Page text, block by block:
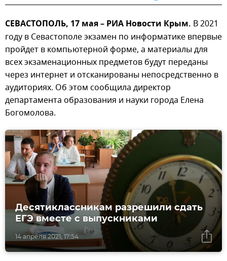
СЕВАСТОПОЛЬ, 17 мая – РИА Новости Крым. В 2021
году в Севастополе экзамен по информатике впервые
пройдет в компьютерной форме, а материалы для
всех экзаменационных предметов будут переданы
через интернет и отсканированы непосредственно в
аудиториях. Об этом сообщила директор
департамента образования и науки города Елена
Богомолова.
14 апреля 2021, 17:54
Десятиклассникам разрешили сдать
ЕГЭ вместе с выпускниками